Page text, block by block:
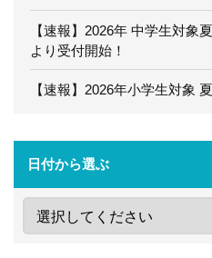
【速報】2026年 中学生対
より受付開始！
【速報】2026年小学生対象
日付から選ぶ